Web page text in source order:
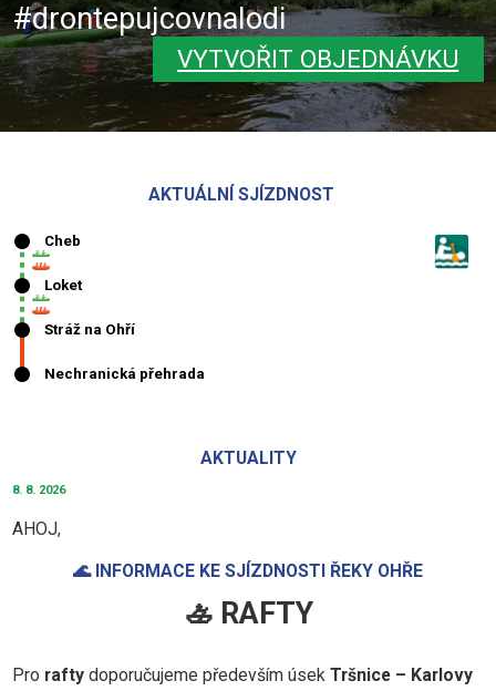
#drontepujcovnalodi
VYTVOŘIT OBJEDNÁVKU
AKTUÁLNÍ SJÍZDNOST
AKTUALITY
8. 8. 2026
AHOJ,
🌊 INFORMACE KE SJÍZDNOSTI ŘEKY OHŘE
🚣 RAFTY
Pro rafty doporučujeme především úsekTršnice – Karlovy